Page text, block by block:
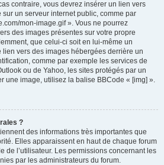
contraire, vous devrez insérer un lien vers
un serveur internet public, comme par
mon-image.gif ». Vous ne pourrez
des images présentes sur votre propre
que celui-ci soit en lui-même un
vers des images hébergées derrière un
comme par exemple les services de
ou de Yahoo, les sites protégés par un
une image, utilisez la balise BBCode « [img] ».
?
des informations très importantes que
Elles apparaissent en haut de chaque forum
de l’utilisateur. Les permissions concernant les
par les administrateurs du forum.